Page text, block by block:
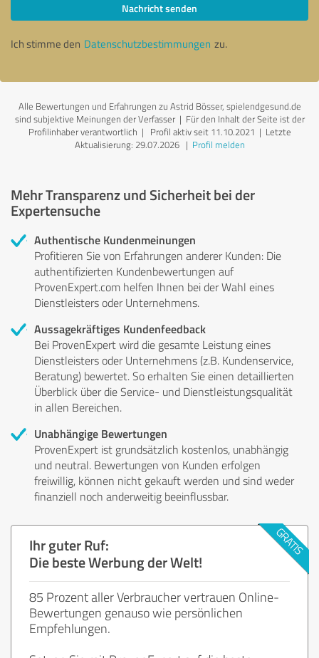
Nachricht senden
Ich stimme den Datenschutzbestimmungen zu.
Alle Bewertungen und Erfahrungen zu Astrid Bösser, spielendgesund.de
sind subjektive Meinungen der Verfasser | Für den Inhalt der Seite ist der
Profilinhaber verantwortlich | Profil aktiv seit 11.10.2021 | Letzte
Aktualisierung: 29.07.2026| Profil melden
Mehr Transparenz und Sicherheit bei der
Expertensuche
Authentische Kundenmeinungen
Profitieren Sie von Erfahrungen anderer Kunden: Die
authentifizierten Kundenbewertungen auf
ProvenExpert.com helfen Ihnen bei der Wahl eines
Dienstleisters oder Unternehmens.
Aussagekräftiges Kundenfeedback
Bei ProvenExpert wird die gesamte Leistung eines
Dienstleisters oder Unternehmens (z.B. Kundenservice,
Beratung) bewertet. So erhalten Sie einen detaillierten
Überblick über die Service- und Dienstleistungsqualität
in allen Bereichen.
Unabhängige Bewertungen
ProvenExpert ist grundsätzlich kostenlos, unabhängig
und neutral. Bewertungen von Kunden erfolgen
freiwillig, können nicht gekauft werden und sind weder
finanziell noch anderweitig beeinflussbar.
Ihr guter Ruf:
Die beste Werbung der Welt!
85 Prozent aller Verbraucher vertrauen Online-
Bewertungen genauso wie persönlichen
Empfehlungen.